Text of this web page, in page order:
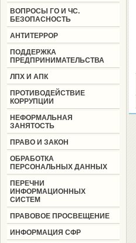
ВОПРОСЫ ГО И ЧС.
БЕЗОПАСНОСТЬ
АНТИТЕРРОР
ПОДДЕРЖКА
ПРЕДПРИНИМАТЕЛЬСТВА
ЛПХ И АПК
ПРОТИВОДЕЙСТВИЕ
КОРРУПЦИИ
НЕФОРМАЛЬНАЯ
ЗАНЯТОСТЬ
ПРАВО И ЗАКОН
ОБРАБОТКА
ПЕРСОНАЛЬНЫХ ДАННЫХ
ПЕРЕЧНИ
ИНФОРМАЦИОННЫХ
СИСТЕМ
ПРАВОВОЕ ПРОСВЕЩЕНИЕ
ИНФОРМАЦИЯ СФР